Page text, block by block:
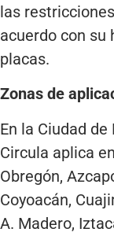
las
acuerdo con su
placas.
Zonas de
En la Ciudad
Circula aplica
Obregón,
Coyoacán,
A. Madero,